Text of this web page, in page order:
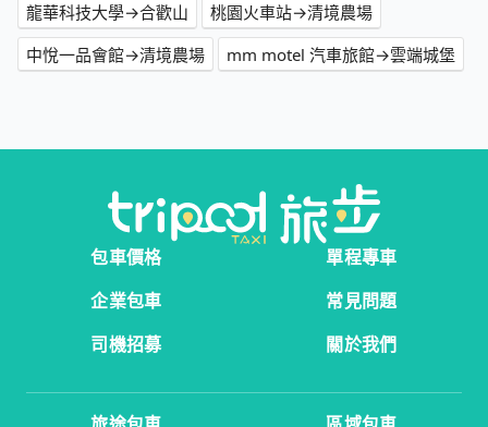
龍華科技大學→合歡山
桃園火車站→清境農場
中悅一品會館→清境農場
mm motel 汽車旅館→雲端城堡
包車價格
單程專車
企業包車
常見問題
司機招募
關於我們